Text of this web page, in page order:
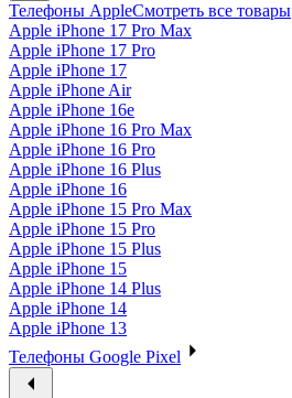
Телефоны AppleСмотреть все товары
Apple iPhone 17 Pro Max
Apple iPhone 17 Pro
Apple iPhone 17
Apple iPhone Air
Apple iPhone 16e
Apple iPhone 16 Pro Max
Apple iPhone 16 Pro
Apple iPhone 16 Plus
Apple iPhone 16
Apple iPhone 15 Pro Max
Apple iPhone 15 Pro
Apple iPhone 15 Plus
Apple iPhone 15
Apple iPhone 14 Plus
Apple iPhone 14
Apple iPhone 13
Телефоны Google Pixel